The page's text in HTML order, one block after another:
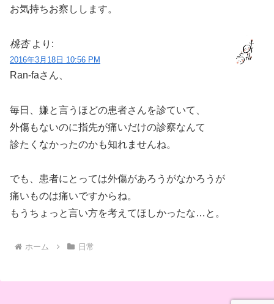
お気持ちお察しします。
桃杏 より:
2016年3月18日 10:56 PM
Ran-faさん、
毎日、嫌と言うほどの患者さんを診ていて、
外傷もないのに指先が痛いだけの診察なんて
診たくなかったのかも知れませんね。
でも、患者にとっては外傷があろうがなかろうが
痛いものは痛いですからね。
もうちょっと言い方を考えてほしかったな…と。
ホーム 日常